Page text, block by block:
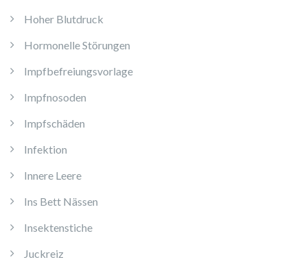
Hoher Blutdruck
Hormonelle Störungen
Impfbefreiungsvorlage
Impfnosoden
Impfschäden
Infektion
Innere Leere
Ins Bett Nässen
Insektenstiche
Juckreiz